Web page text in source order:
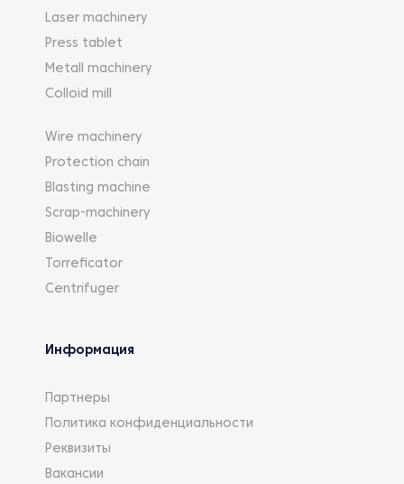
Laser machinery
Press tablet
Metall machinery
Colloid mill
Wire machinery
Protection chain
Blasting machine
Scrap-machinery
Biowelle
Torreficator
Centrifuger
Информация
Партнеры
Политика конфиденциальности
Реквизиты
Вакансии